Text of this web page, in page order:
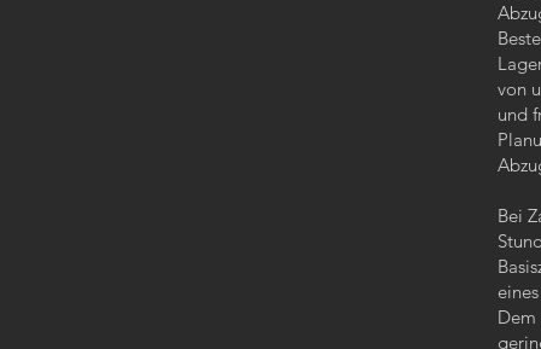
von
und
Bei
Dem